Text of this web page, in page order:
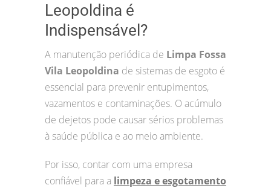
Leopoldina é
Indispensável?
A manutenção periódica de Limpa Fossa
Vila Leopoldina de sistemas de esgoto é
essencial para prevenir entupimentos,
vazamentos e contaminações. O acúmulo
de dejetos pode causar sérios problemas
à saúde pública e ao meio ambiente.
Por isso, contar com uma empresa
confiável para a limpeza e esgotamento